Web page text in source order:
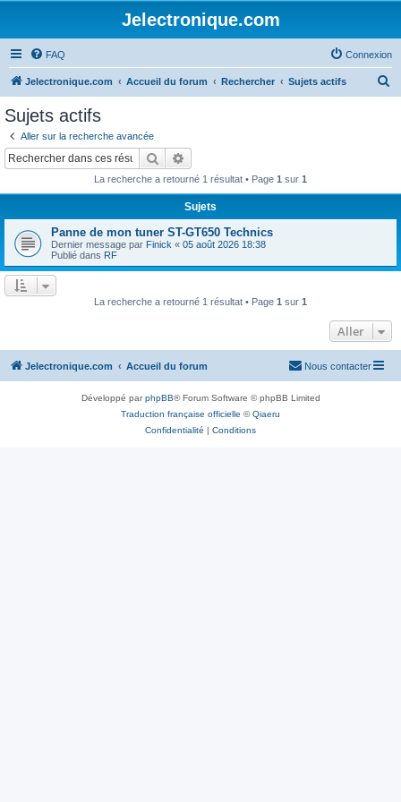
Jelectronique.com
FAQ Connexion
Jelectronique.com Accueil du forum Rechercher Sujets actifs
r
Sujets actifs
Aller sur la recherche avancée
Rechercher
La recherche a retourné 1 résultat • Page 1 sur 1
Sujets
Panne de mon tuner ST-GT650 Technics
Dernier message par Finick « 05 août 2026 18:38
Publié dans RF
La recherche a retourné 1 résultat • Page 1 sur 1
Aller
Jelectronique.com Accueil du forum Nous contacter
Développé parphpBB® Forum Software © phpBB Limited
Traduction française officielle ©Qiaeru
Confidentialité | Conditions